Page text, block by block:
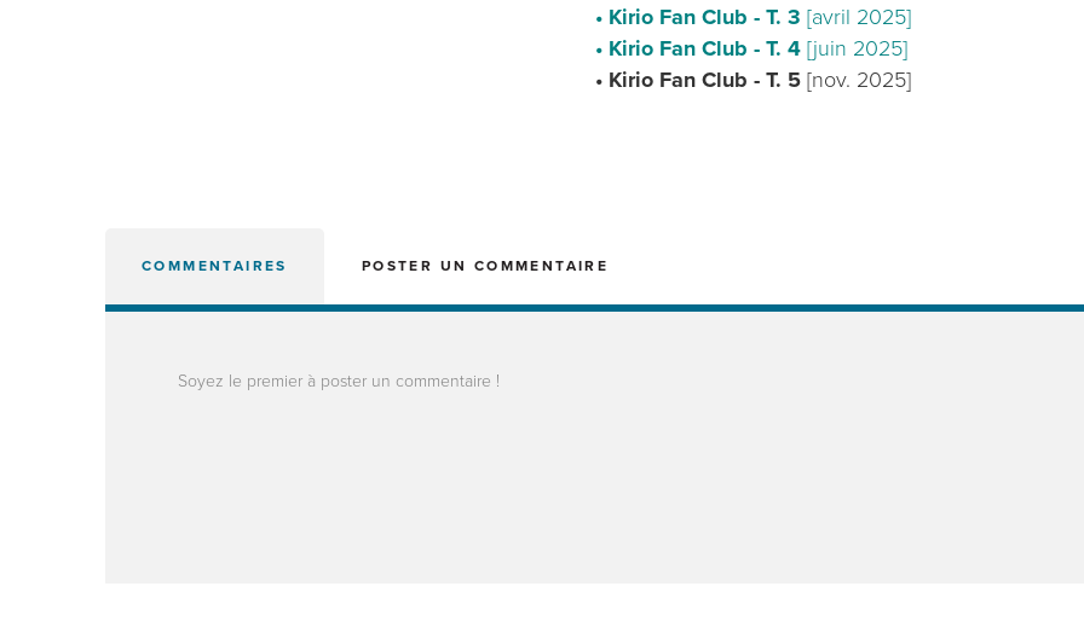
• Kirio Fan Club - T. 3 [avril 2025]
• Kirio Fan Club - T. 4 [juin 2025]
• Kirio Fan Club - T. 5 [nov. 2025]
COMMENTAIRES POSTER UN COMMENTAIRE
Soyez le premier à poster un commentaire !